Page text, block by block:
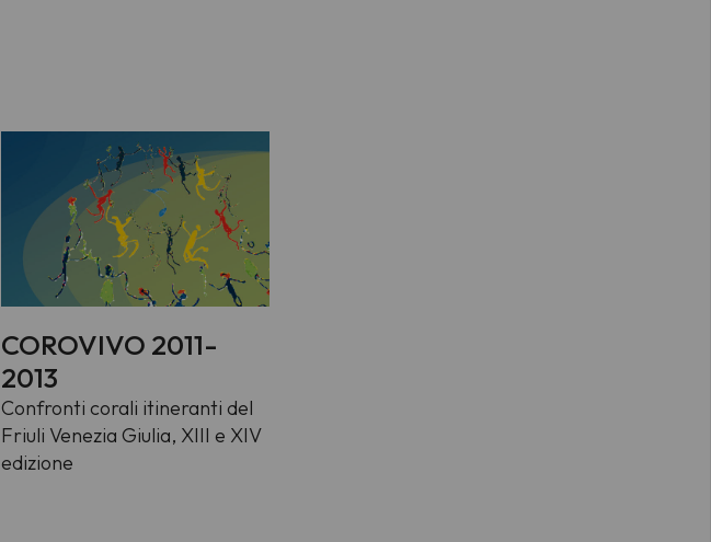
COROVIVO 2011-
2013
Confronti corali itineranti del
Friuli Venezia Giulia, XIII e XIV
edizione